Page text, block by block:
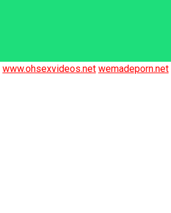
www.ohsexvideos.net wemadeporn.net